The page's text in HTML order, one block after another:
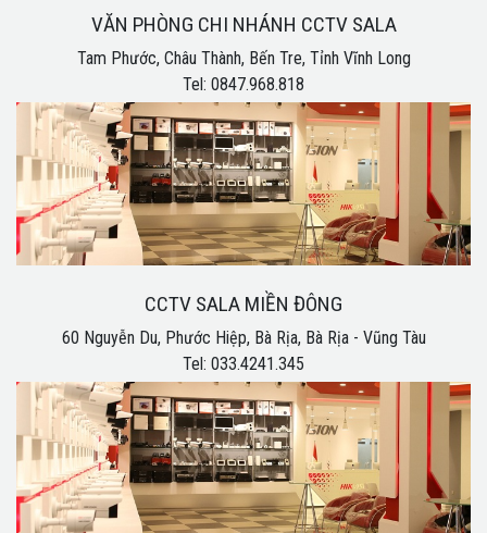
VĂN PHÒNG CHI NHÁNH CCTV SALA
Tam Phước, Châu Thành, Bến Tre, Tỉnh Vĩnh Long
Tel: 0847.968.818
CCTV SALA MIỀN ĐÔNG
60 Nguyễn Du, Phước Hiệp, Bà Rịa, Bà Rịa - Vũng Tàu
Tel: 033.4241.345